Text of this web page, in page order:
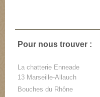
Pour nous trouver :
La chatterie Enneade
13 Marseille-Allauch
Bouches du Rhône